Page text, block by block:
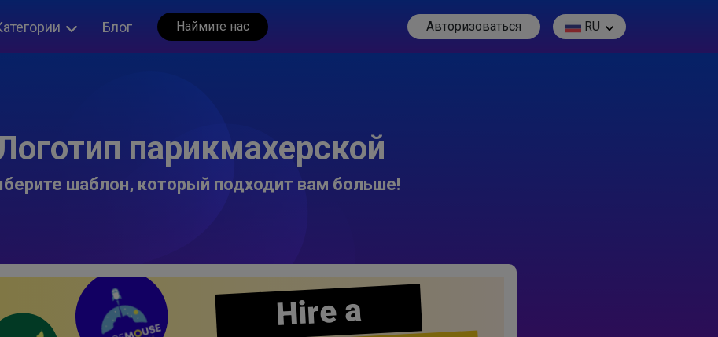
Блог Наймите нас Авторизоваться RU
парикмахерской
шаблон, который подходит вам больше!
Hire a